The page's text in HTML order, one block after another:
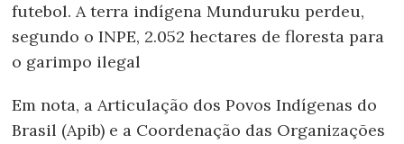
futebol. A terra indígena Munduruku perdeu,
segundo o INPE, 2.052 hectares de floresta para
o garimpo ilegal
Em nota, a Articulação dos Povos Indígenas do
Brasil (Apib) e a Coordenação das Organizações